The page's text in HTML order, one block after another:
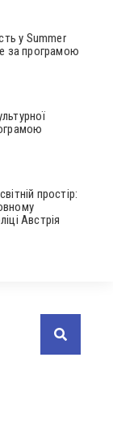
у Summer
за програмою
простір:
Австрія